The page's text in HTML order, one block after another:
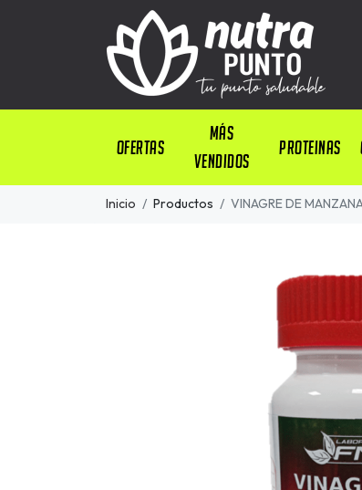
OFERTAS
Más
Vendidos
PROTEINAS
Inicio Productos VINAGRE DE